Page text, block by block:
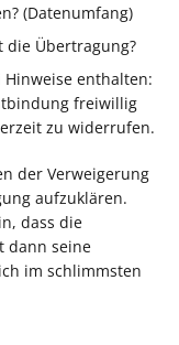
(Datenumfang)
die Übertragung?
enthalten:
freiwillig
zu widerrufen.
der Verweigerung
aufzuklären.
dass die
dann seine
im schlimmsten